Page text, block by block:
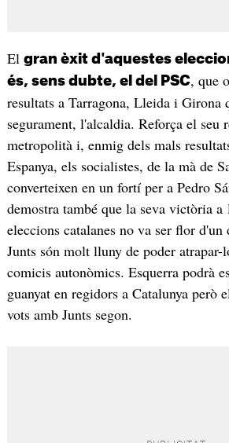
El gran èxit d'aquestes
és, sens dubte, el del PSC, que
resultats a Tarragona, Lleida i Girona
segurament, l'alcaldia. Reforça el seu
metropolità i, enmig dels mals
Espanya, els socialistes, de la mà de
converteixen en un fortí per a Pedro
demostra també que la seva victòria a
eleccions catalanes no va ser flor
Junts són molt lluny de poder
comicis autonòmics. Esquerra podrà
guanyat en regidors a Catalunya però
vots amb Junts segon.